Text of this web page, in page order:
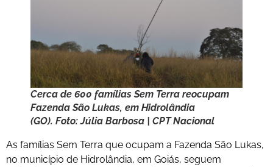
Cerca de 600 famílias Sem Terra reocupam
Fazenda São Lukas, em Hidrolândia
(GO). Foto: Júlia Barbosa | CPT Nacional
As famílias Sem Terra que ocupam a Fazenda São Lukas,
no município de Hidrolândia, em Goiás, seguem